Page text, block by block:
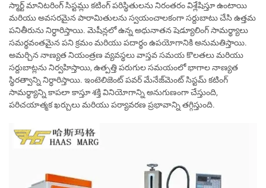
స్మార్ట్ మానిటరింగ్ సిస్టమ్లు కటింగ్ పరిస్థితులను నిరంతరం విశ్లేషిస్తూ ఉంటాయి
మరియు అవసరమైన పారామితులను స్వయంచాలకంగా సర్దుబాటు చేసి ఉత్తమ
పనితీరును నిర్ధారిస్తాయి. మెషీన్లలో ఉన్న అధునాతన షెడ్యూలింగ్ సామర్థ్యాలు
సమర్థవంతమైన పని క్రమం మరియు పదార్థం ఉపయోగానికి అనుమతిస్తాయి.
అమర్చిన నాణ్యత నియంత్రణ వ్యవస్థలు వాస్తవ సమయ కొలతలు మరియు
సర్దుబాట్లను నిర్వహిస్తాయి, ఉత్పత్తి పరుగుల సమయంలో భాగాల నాణ్యత
స్థిరత్వాన్ని నిర్ధారిస్తాయి. ఇంటెలిజెంట్ పవర్ మేనేజ్‌మెంట్ సిస్టమ్ కటింగ్
సామర్థ్యాన్ని కాపలా కాస్తూ శక్తి వినియోగాన్ని అనుగుణంగా చేస్తుంది,
పరిచయాత్మక ఖర్చులు మరియు పర్యావరణ ప్రభావాన్ని తగ్గిస్తుంది.